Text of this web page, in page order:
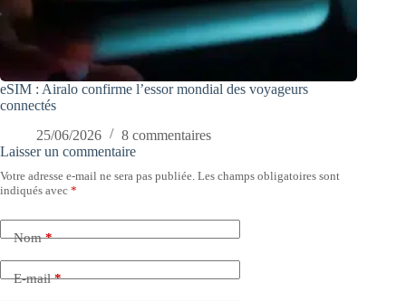
eSIM : Airalo confirme l’essor mondial des voyageurs
connectés
25/06/2026
8 commentaires
Laisser un commentaire
Votre adresse e-mail ne sera pas publiée. Les champs obligatoires sont
indiqués avec *
Nom*
E-mail*